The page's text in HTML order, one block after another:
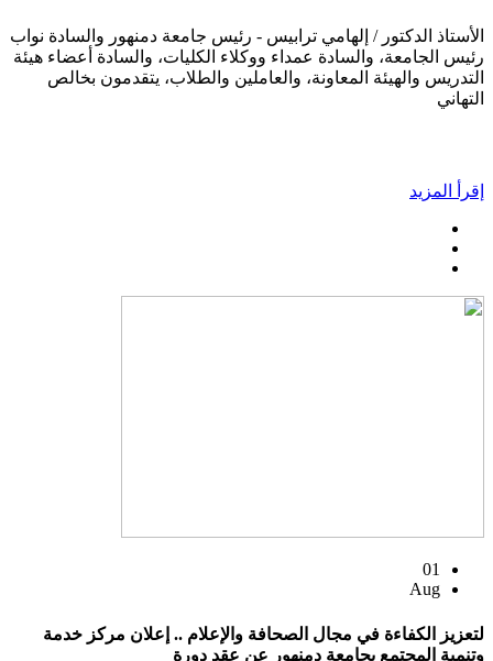
الأستاذ الدكتور / إلهامي ترابيس - رئيس جامعة دمنهور والسادة نواب
رئيس الجامعة، والسادة عمداء ووكلاء الكليات، والسادة أعضاء هيئة
التدريس والهيئة المعاونة، والعاملين والطلاب، يتقدمون بخالص
التهاني
إقرأ المزيد
01
Aug
لتعزيز الكفاءة في مجال الصحافة والإعلام .. إعلان مركز خدمة
وتنمية المجتمع بجامعة دمنهور عن عقد دورة